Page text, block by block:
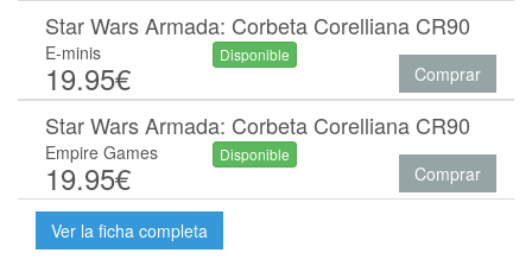
Star Wars Armada: Corbeta Corelliana CR90
E-minis
19.95€
Disponible
Comprar
Star Wars Armada: Corbeta Corelliana CR90
Empire Games
19.95€
Disponible
Comprar
Ver la ficha completa